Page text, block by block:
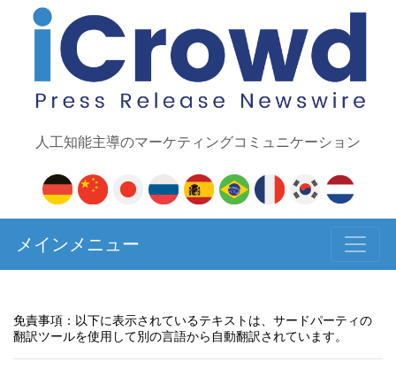
人工知能主導のマーケティングコミュニケーション
メインメニュー
免責事項：以下に表示されているテキストは、サードパーティの
翻訳ツールを使用して別の言語から自動翻訳されています。